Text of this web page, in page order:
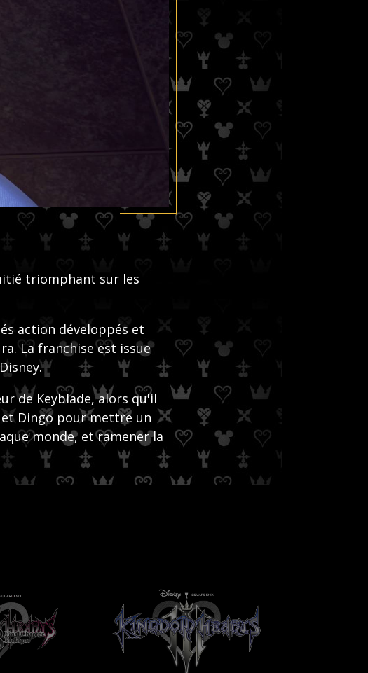
triomphant sur les
action développés et
La franchise est issue
de Keyblade, alors qu'il
et Dingo pour mettre un
monde, et ramener la